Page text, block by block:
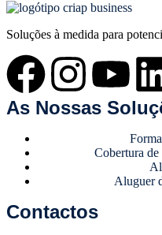
Soluções à medida para
As Nossas
Cobertura
Aluguer
Contactos